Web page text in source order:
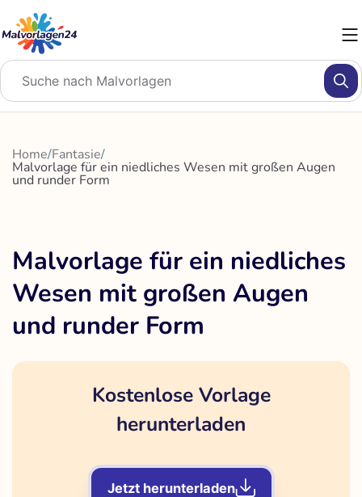
Inhalt
springen
Home/Fantasie/
Malvorlage für ein niedliches Wesen mit großen Augen
und runder Form
Malvorlage für ein niedliches
Wesen mit großen Augen
und runder Form
Kostenlose Vorlage
herunterladen
Jetzt herunterladen